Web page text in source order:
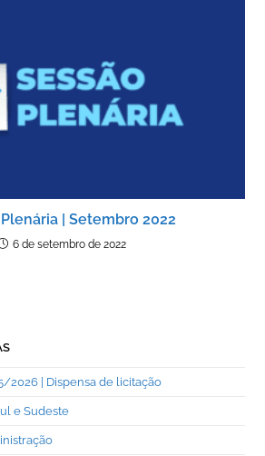
| Setembro 2022
6 de setembro de 2022
2026 | Dispensa de licitação
e Sudeste